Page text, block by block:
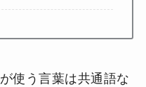
使う言葉は共通語な